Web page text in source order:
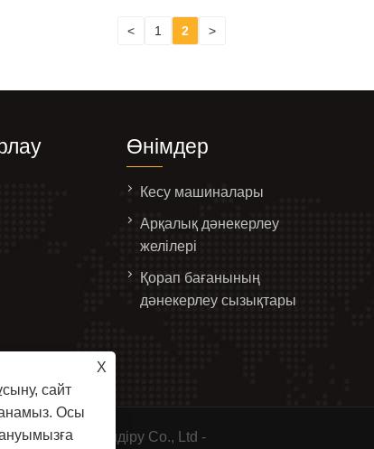
< 1 2 >
X
сайт
Осы
Өнімдер
Кесу машиналары
Арқалық дәнекерлеу
желілері
Қорап бағанының
дәнекерлеу сызықтары
өндіру Co., Ltd -